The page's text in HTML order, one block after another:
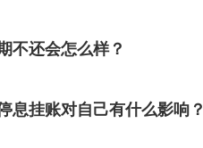
不还会怎么样？
息挂账对自己有什么影响？